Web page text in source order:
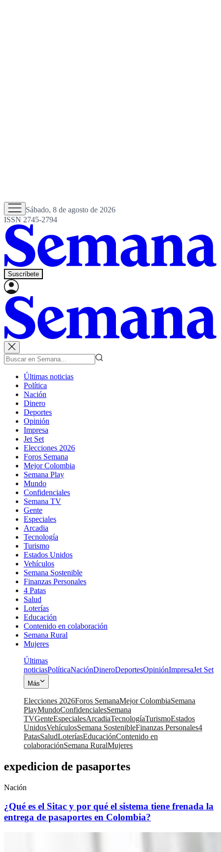
Sábado, 8 de agosto de 2026
ISSN 2745-2794
Suscríbete
Últimas noticias
Política
Nación
Dinero
Deportes
Opinión
Impresa
Jet Set
Elecciones 2026
Foros Semana
Mejor Colombia
Semana Play
Mundo
Confidenciales
Semana TV
Gente
Especiales
Arcadia
Tecnología
Turismo
Estados Unidos
Vehículos
Semana Sostenible
Finanzas Personales
4 Patas
Salud
Loterías
Educación
Contenido en colaboración
Semana Rural
Mujeres
Últimas
noticiasPolíticaNaciónDineroDeportesOpiniónImpresaJet Set
Más
Elecciones 2026Foros SemanaMejor ColombiaSemana
PlayMundoConfidencialesSemana
TVGenteEspecialesArcadiaTecnologíaTurismoEstados
UnidosVehículosSemana SostenibleFinanzas Personales4
PatasSaludLoteríasEducaciónContenido en
colaboraciónSemana RuralMujeres
expedicion de pasaportes
Nación
¿Qué es el Sitac y por qué el sistema tiene frenada la
entrega de pasaportes en Colombia?